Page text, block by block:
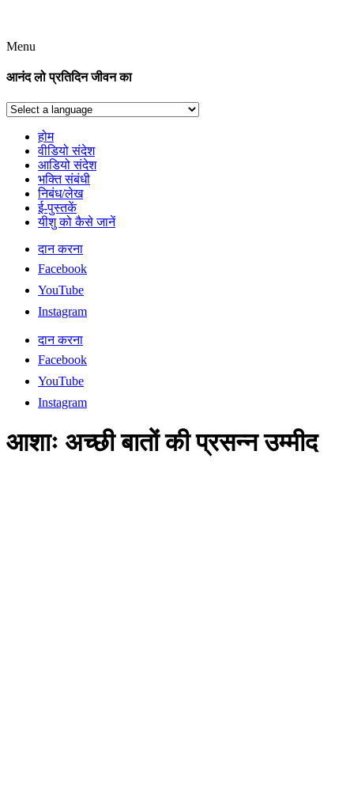
Menu
आनंद लो प्रतिदिन जीवन का
होम
वीडियो संदेश
आडियो संदेश
भक्ति संबंधी
निबंध/लेख
ई-पुस्तकें
यीशु को कैसे जानें
दान करना
Facebook
YouTube
Instagram
दान करना
Facebook
YouTube
Instagram
आशाः अच्छी बातों की प्रसन्न उम्मीद